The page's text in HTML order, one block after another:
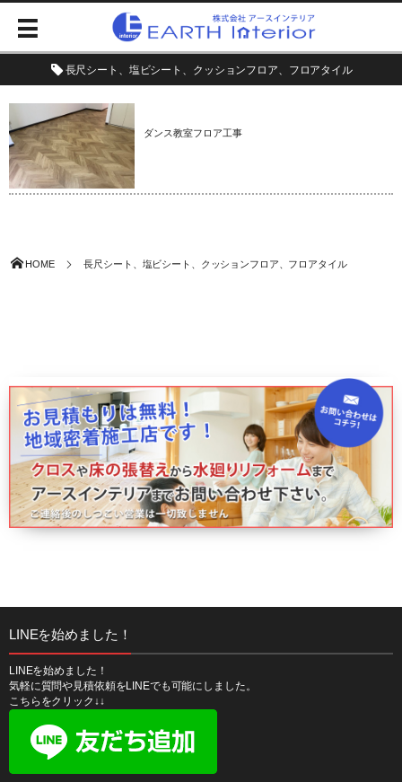
長尺シート、塩ビシート、クッションフロア、フロアタイル
ダンス教室フロア工事
HOME 長尺シート、塩ビシート、クッションフロア、フロアタイル
LINEを始めました！
LINEを始めました！
気軽に質問や見積依頼をLINEでも可能にしました。
こちらをクリック↓↓